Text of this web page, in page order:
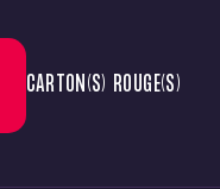
CARTON(S) ROUGE(S)